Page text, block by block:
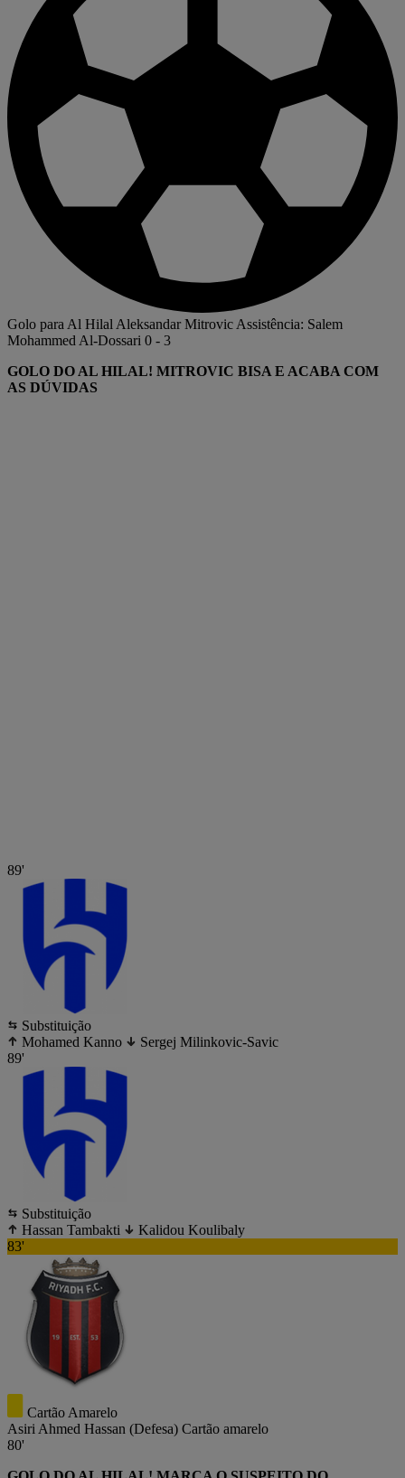
Golo para Al Hilal Aleksandar Mitrovic Assistência: Salem
Mohammed Al-Dossari 0 - 3
GOLO DO AL HILAL! MITROVIC BISA E ACABA COM
AS DÚVIDAS
89'
Substituição
Mohamed Kanno
Sergej Milinkovic-Savic
89'
Substituição
Hassan Tambakti
Kalidou Koulibaly
83'
Cartão Amarelo
Asiri Ahmed Hassan (Defesa) Cartão amarelo
80'